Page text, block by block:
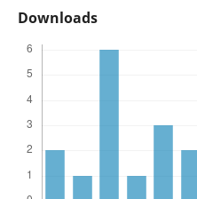
Downloads